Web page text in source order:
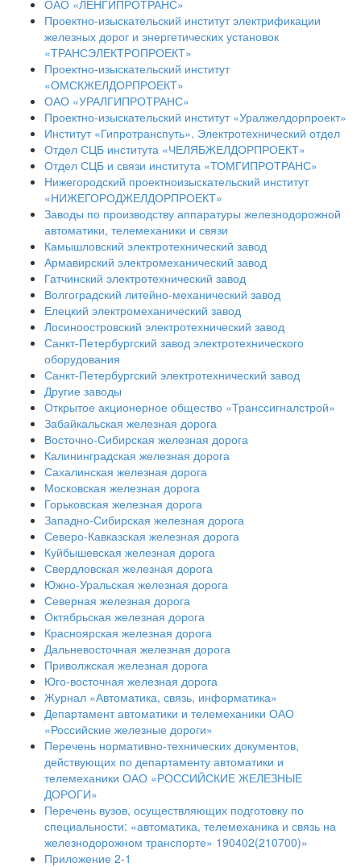
ОАО «ЛЕНГИПРОТРАНС»
Проектно-изыскательский институт электрификации
железных дорог и энергетических установок
«ТРАНСЭЛЕКТРОПРОЕКТ»
Проектно-изыскательский институт
«ОМСКЖЕЛДОРПРОЕКТ»
ОАО «УРАЛГИПРОТРАНС»
Проектно-изыскательский институт «Уралжелдорпроект»
Институт «Гипротранспуть». Электротехнический отдел
Отдел СЦБ института «ЧЕЛЯБЖЕЛДОРПРОЕКТ»
Отдел СЦБ и связи института «ТОМГИПРОТРАНС»
Нижегородский проектноизыскательский институт
«НИЖЕГОРОДЖЕЛДОРПРОЕКТ»
Заводы по производству аппаратуры железнодорожной
автоматики, телемеханики и связи
Камышловский электротехнический завод
Армавирский электромеханический завод
Гатчинский электротехнический завод
Волгоградский литейно-механический завод
Елецкий электромеханический завод
Лосиноостровский электротехнический завод
Санкт-Петербургский завод электротехнического
оборудования
Санкт-Петербургский электротехнический завод
Другие заводы
Открытое акционерное общество «Транссигналстрой»
Забайкальская железная дорога
Восточно-Сибирская железная дорога
Калининградская железная дорога
Сахалинская железная дорога
Московская железная дорога
Горьковская железная дорога
Западно-Сибирская железная дорога
Северо-Кавказская железная дорога
Куйбышевская железная дорога
Свердловская железная дорога
Южно-Уральская железная дорога
Северная железная дорога
Октябрьская железная дорога
Красноярская железная дорога
Дальневосточная железная дорога
Приволжская железная дорога
Юго-восточная железная дорога
Журнал «Автоматика, связь, информатика»
Департамент автоматики и телемеханики ОАО
«Российские железные дороги»
Перечень нормативно-технических документов,
действующих по департаменту автоматики и
телемеханики ОАО «РОССИЙСКИЕ ЖЕЛЕЗНЫЕ
ДОРОГИ»
Перечень вузов, осуществляющих подготовку по
специальности: «автоматика, телемеханика и связь на
железнодорожном транспорте» 190402(210700)»
Приложение 2-1